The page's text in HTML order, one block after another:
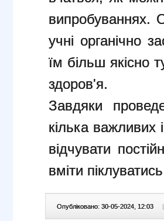
випробуваннях.
учні органічно
їм більш якісно
здоров'я.
Завдяки
кілька важливих
відчувати
вміти
Опубліковано: 30-05-2024, 12:03 |